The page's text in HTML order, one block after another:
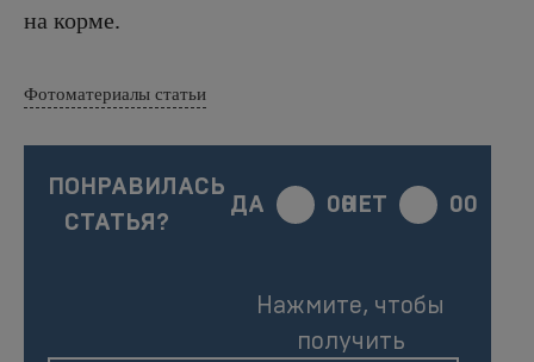
на корме.
Фотоматериалы статьи
ПОНРАВИЛАСЬ
СТАТЬЯ?
ДА 00НЕТ 00
Нажмите, чтобы
получить